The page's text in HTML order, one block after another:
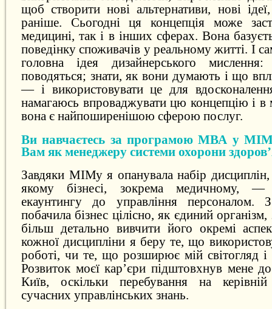
щоб створити нові альтернативи, нові
раніше. Сьогодні ця концепція може
медицині, так і в інших сферах. Вона
поведінку споживачів у реальному житті. І
головна ідея дизайнерського
поводяться; знати, як вони думають і що
— і використовувати це для
намагаюсь впроваджувати цю концепцію і в
вона є найпоширенішою сферою послуг.
Ви навчаєтесь за програмою МВА у
Вам як менеджеру системи охорони
Завдяки МІМу я опанувала набір
якому бізнесі, зокрема медичному, —
екаунтингу до управління
побачила бізнес цілісно, як єдиний
більш детально вивчити його окремі
кожної дисципліни я беру те, що
роботі, чи те, що розширює мій світогляд і
Розвиток моєї кар’єри підштовхнув мене
Київ, оскільки перебування на
сучасних управлінських знань.